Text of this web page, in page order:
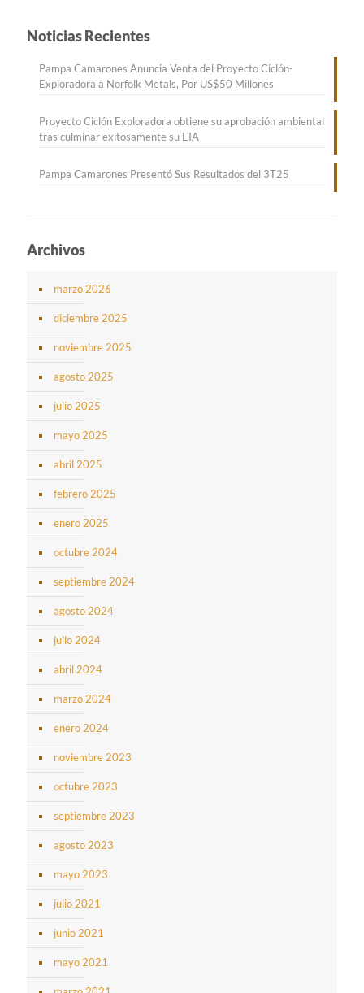
Noticias Recientes
Pampa Camarones Anuncia Venta del Proyecto Ciclón-
Exploradora a Norfolk Metals, Por US$50 Millones
Proyecto Ciclón Exploradora obtiene su aprobación ambiental
tras culminar exitosamente su EIA
Pampa Camarones Presentó Sus Resultados del 3T25
Archivos
marzo 2026
diciembre 2025
noviembre 2025
agosto 2025
julio 2025
mayo 2025
abril 2025
febrero 2025
enero 2025
octubre 2024
septiembre 2024
agosto 2024
julio 2024
abril 2024
marzo 2024
enero 2024
noviembre 2023
octubre 2023
septiembre 2023
agosto 2023
mayo 2023
julio 2021
junio 2021
mayo 2021